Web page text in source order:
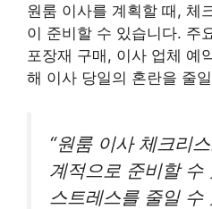
원룸 이사를 계획할 때, 체
이 준비할 수 있습니다. 주
포장재 구매, 이사 업체 예
해 이사 당일의 혼란을 줄
“원룸 이사 체크리
계적으로 준비할 수
스트레스를 줄일 수